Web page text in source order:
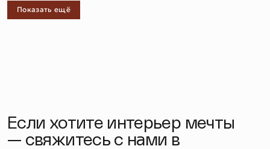
Показать ещё
Если хотите интерьер мечты
— свяжитесь с нами в